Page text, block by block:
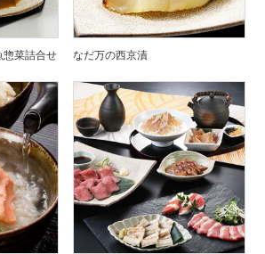
惣菜詰合せ なだ万の西京漬